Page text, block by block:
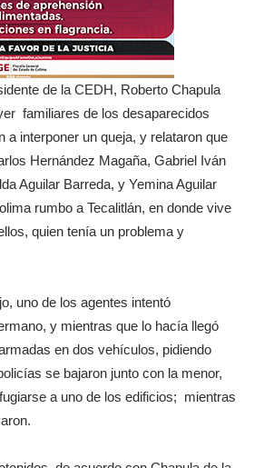
de la CEDH, Roberto Chapula
familiares de los desaparecidos
a interponer un queja, y relataron que
Hernández Magaña, Gabriel Iván
Aguilar Barreda, y Yemina Aguilar
rumbo a Tecalitlán, en donde vive
quien tenía un problema y
uno de los agentes intentó
y mientras que lo hacía llegó
en dos vehículos, pidiendo
se bajaron junto con la menor,
a uno de los edificios; mientras